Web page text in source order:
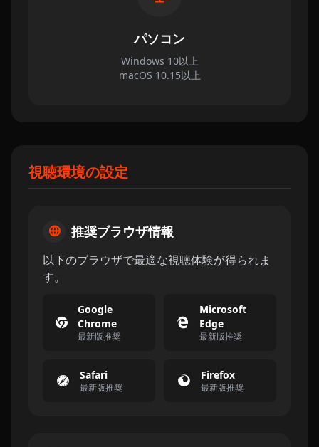
パソコン
Windows 10以上
macOS 10.15以上
視聴環境の設定
推奨ブラウザ情報
以下のブラウザで最適な視聴体験が得られま
す。
Google
Chrome
最新版推奨
Microsoft
Edge
最新版推奨
Safari
最新版推奨
Firefox
最新版推奨